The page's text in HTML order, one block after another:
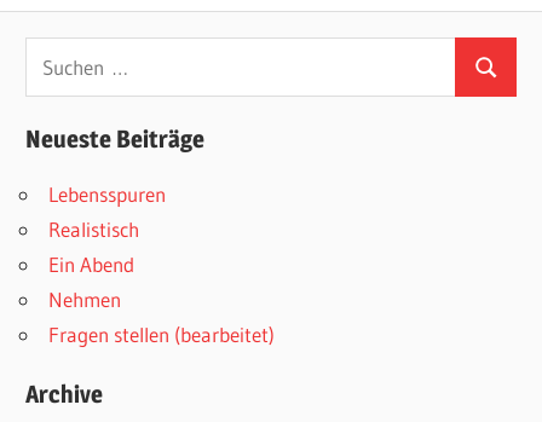
Suchen
nach:
Suchen
Neueste Beiträge
Lebensspuren
Realistisch
Ein Abend
Nehmen
Fragen stellen (bearbeitet)
Archive